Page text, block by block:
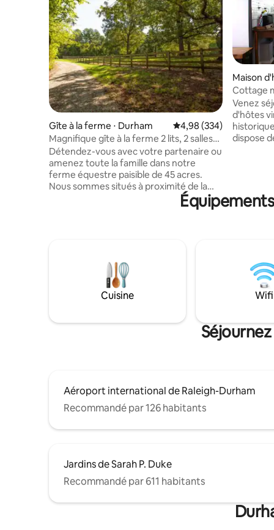
Gîte à la ferme ⋅ Durham Évaluation moyenne
4,98 (334)
Magnifique gîte à la ferme 2 lits, 2 salles
de bain avec bureau
Détendez-vous avec votre partenaire ou
amenez toute la famille dans notre
ferme équestre paisible de 45 acres.
Nous sommes situés à proximité de la
rivière Eno et au centre de Durham Nord,
à seulement 12 miles du centre-ville.
de soleil que vous ayez jamais vus. Cette
ferme récemment rénovée est joliment
décorée avec 2 chambres, une grande
chambre principale (king) et une
bureau dispose d'un canapé-lit pour un
Maison
Cottage
vintage
Venez
d'hôtes
dispose
quartier
minutes
Central
moins
Cuisine Wifi
Aéroport international de Raleigh-Durham
Recommandé par 126 habitants
Jardins de Sarah P. Duke
Recommandé par 611 habitants